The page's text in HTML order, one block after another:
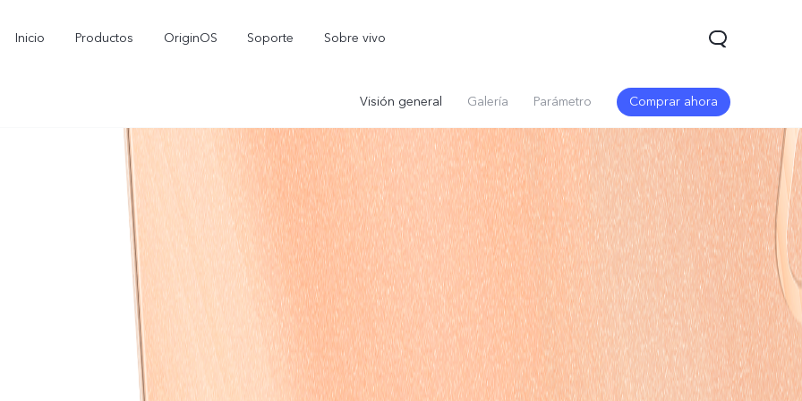
Inicio Productos OriginOS Soporte Sobre vivo
Visión general Galería Parámetro Comprar ahora